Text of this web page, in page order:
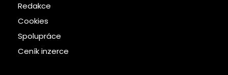
Redakce
Cookies
Spolupráce
Ceník inzerce